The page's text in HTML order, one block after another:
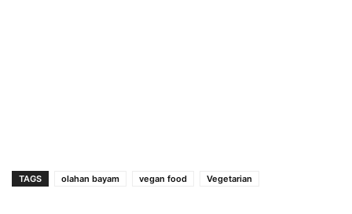
TAGS olahan bayam vegan food Vegetarian